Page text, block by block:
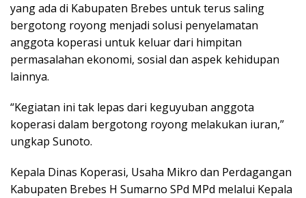
yang ada di Kabupaten Brebes untuk terus saling
bergotong royong menjadi solusi penyelamatan
anggota koperasi untuk keluar dari himpitan
permasalahan ekonomi, sosial dan aspek kehidupan
lainnya.
“Kegiatan ini tak lepas dari keguyuban anggota
koperasi dalam bergotong royong melakukan iuran,”
ungkap Sunoto.
Kepala Dinas Koperasi, Usaha Mikro dan Perdagangan
Kabupaten Brebes H Sumarno SPd MPd melalui Kepala